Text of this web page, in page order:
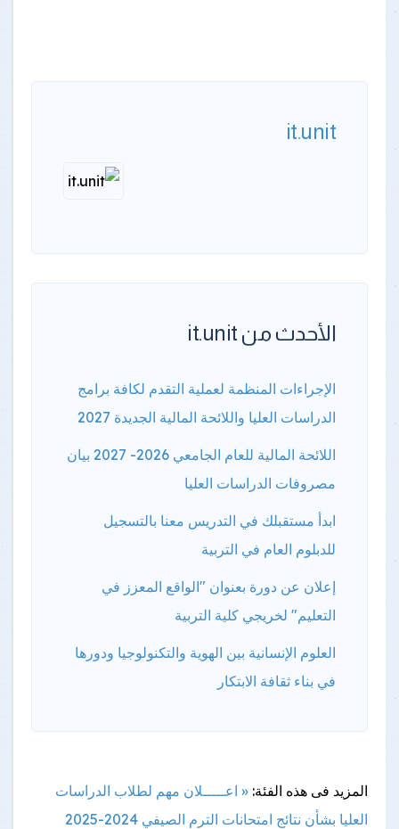
it.unit
الأحدث من it.unit
الإجراءات المنظمة لعملية التقدم لكافة برامج
الدراسات العليا واللائحة المالية الجديدة 2027
اللائحة المالية للعام الجامعي 2026- 2027 بيان
مصروفات الدراسات العليا
ابدأ مستقبلك في التدريس معنا بالتسجيل
للدبلوم العام في التربية
إعلان عن دورة بعنوان "الواقع المعزز في
التعليم" لخريجي كلية التربية
العلوم الإنسانية بين الهوية والتكنولوجيا ودورها
في بناء ثقافة الابتكار
المزيد فى هذه الفئة: « اعـــــلان مهم لطلاب الدراسات
العليا بشأن نتائج امتحانات الترم الصيفي 2024-2025